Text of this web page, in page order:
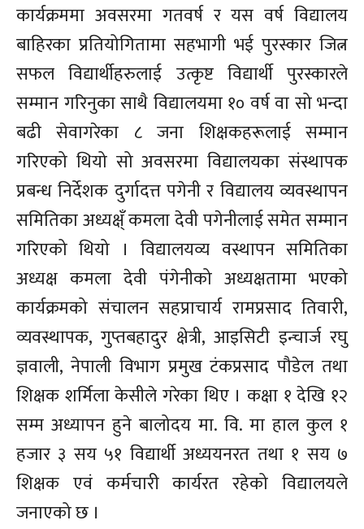
कार्यक्रममा अवसरमा गतवर्ष र यस वर्ष विद्यालय
बाहिरका प्रतियोगितामा सहभागी भई पुरस्कार जित्न
सफल विद्यार्थीहरुलाई उत्कृष्ट विद्यार्थी पुरस्कारले
सम्मान गरिनुका साथै विद्यालयमा १० वर्ष वा सो भन्दा
बढी सेवागरेका ८ जना शिक्षकहरूलाई सम्मान
गरिएको थियो सो अवसरमा विद्यालयका संस्थापक
प्रबन्ध निर्देशक दुर्गादत्त पगेनी र विद्यालय व्यवस्थापन
समितिका अध्यक्ष्ँ कमला देवी पगेनीलाई समेत सम्मान
गरिएको थियो । विद्यालयव्य वस्थापन समितिका
अध्यक्ष कमला देवी पंगेनीको अध्यक्षतामा भएको
कार्यक्रमको संचालन सहप्राचार्य रामप्रसाद तिवारी,
व्यवस्थापक, गुप्तबहादुर क्षेत्री, आइसिटी इन्चार्ज रघु
ज्ञवाली, नेपाली विभाग प्रमुख टंकप्रसाद पौडेल तथा
शिक्षक शर्मिला केसीले गरेका थिए । कक्षा १ देखि १२
सम्म अध्यापन हुने बालोदय मा. वि. मा हाल कुल १
हजार ३ सय ५१ विद्यार्थी अध्ययनरत तथा १ सय ७
शिक्षक एवं कर्मचारी कार्यरत रहेको विद्यालयले
जनाएको छ ।